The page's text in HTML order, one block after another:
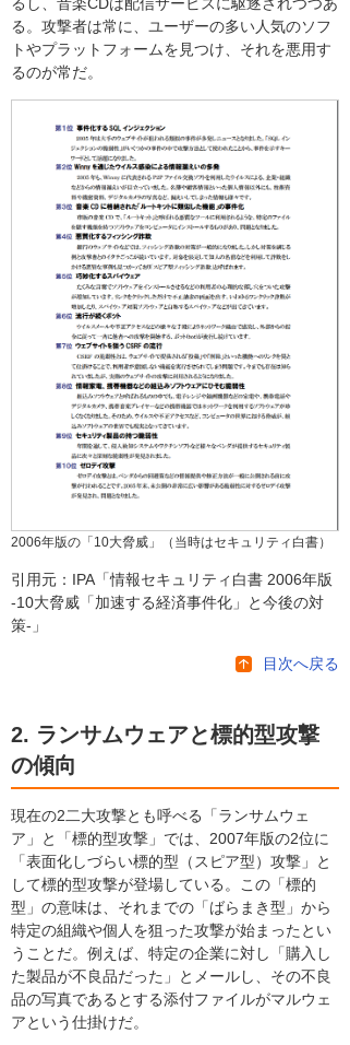
る。攻撃者は常に、ユーザーの多い人気のソフ
トやプラットフォームを見つけ、それを悪用す
るのが常だ。
2006年版の「10大脅威」（当時はセキュリティ白書）
引用元：IPA「情報セキュリティ白書 2006年版
-10大脅威「加速する経済事件化」と今後の対
策-」
目次へ戻る
2. ランサムウェアと標的型攻撃
の傾向
現在の2二大攻撃とも呼べる「ランサムウェ
ア」と「標的型攻撃」では、2007年版の2位に
「表面化しづらい標的型（スピア型）攻撃」と
して標的型攻撃が登場している。この「標的
型」の意味は、それまでの「ばらまき型」から
特定の組織や個人を狙った攻撃が始まったとい
うことだ。例えば、特定の企業に対し「購入し
た製品が不良品だった」とメールし、その不良
品の写真であるとする添付ファイルがマルウェ
アという仕掛けだ。